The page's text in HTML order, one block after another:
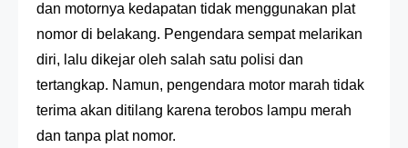
dan motornya kedapatan tidak menggunakan plat
nomor di belakang. Pengendara sempat melarikan
diri, lalu dikejar oleh salah satu polisi dan
tertangkap. Namun, pengendara motor marah tidak
terima akan ditilang karena terobos lampu merah
dan tanpa plat nomor.